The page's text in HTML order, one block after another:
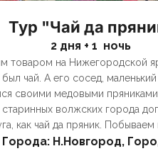
Тур "Чай да
2 дня + 1  ночь
товаром на Нижегородской
был чай. А его сосед,
своими медовыми
старинных волжских города
как чай да пряник. Побываем
Города: Н.Новгород,